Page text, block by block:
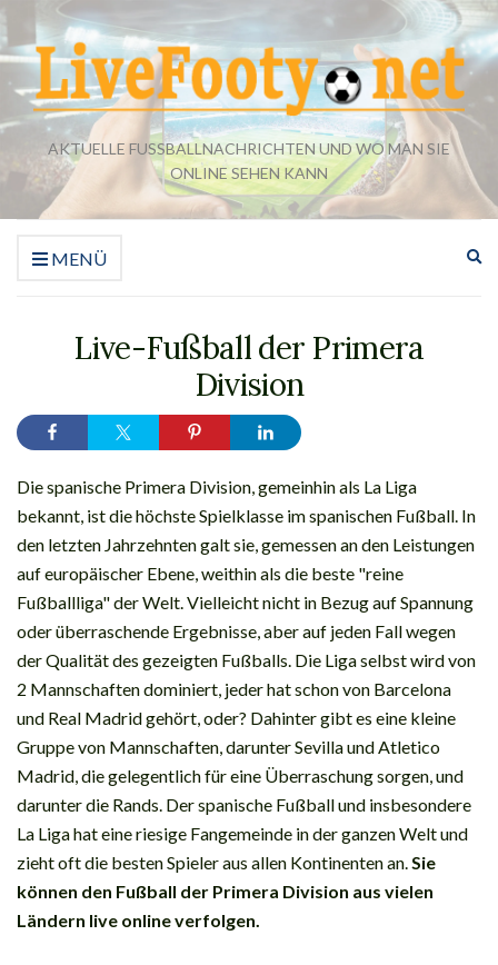
AKTUELLE FUSSBALLNACHRICHTEN UND WO MAN SIE O
NLINE SEHEN KANN
MENÜ
Live-Fußball der Primera
Division
Die spanische Primera Division, gemeinhin als La Liga
bekannt, ist die höchste Spielklasse im spanischen Fußball. In
den letzten Jahrzehnten galt sie, gemessen an den Leistungen
auf europäischer Ebene, weithin als die beste "reine
Fußballliga" der Welt. Vielleicht nicht in Bezug auf Spannung
oder überraschende Ergebnisse, aber auf jeden Fall wegen
der Qualität des gezeigten Fußballs. Die Liga selbst wird von
2 Mannschaften dominiert, jeder hat schon von Barcelona
und Real Madrid gehört, oder? Dahinter gibt es eine kleine
Gruppe von Mannschaften, darunter Sevilla und Atletico
Madrid, die gelegentlich für eine Überraschung sorgen, und
darunter die Rands. Der spanische Fußball und insbesondere
La Liga hat eine riesige Fangemeinde in der ganzen Welt und
zieht oft die besten Spieler aus allen Kontinenten an. Sie
können den Fußball der Primera Division aus vielen
Ländern live online verfolgen.